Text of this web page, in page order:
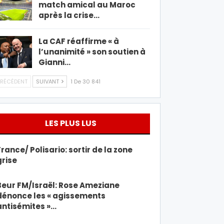
match amical au Maroc
après la crise…
La CAF réaffirme « à
l’unanimité » son soutien à
Gianni…
SUIVANT 1 De 30 841
LES PLUS LUS
Polisario: sortir de la zone
FM/Israël: Rose Ameziane
les « agissements
»…